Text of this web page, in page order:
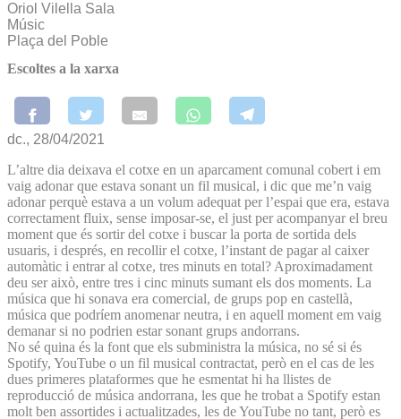
Oriol Vilella Sala
Músic
Plaça del Poble
Escoltes a la xarxa
dc., 28/04/2021
L’altre dia deixava el cotxe en un aparcament comunal cobert i em
vaig adonar que estava sonant un fil musical, i dic que me’n vaig
adonar perquè estava a un volum adequat per l’espai que era, estava
correctament fluix, sense imposar-se, el just per acompanyar el breu
moment que és sortir del cotxe i buscar la porta de sortida dels
usuaris, i després, en recollir el cotxe, l’instant de pagar al caixer
automàtic i entrar al cotxe, tres minuts en total? Aproximadament
deu ser això, entre tres i cinc minuts sumant els dos moments. La
música que hi sonava era comercial, de grups pop en castellà,
música que podríem anomenar neutra, i en aquell moment em vaig
demanar si no podrien estar sonant grups andorrans.
No sé quina és la font que els subministra la música, no sé si és
Spotify, YouTube o un fil musical contractat, però en el cas de les
dues primeres plataformes que he esmentat hi ha llistes de
reproducció de música andorrana, les que he trobat a Spotify estan
molt ben assortides i actualitzades, les de YouTube no tant, però es